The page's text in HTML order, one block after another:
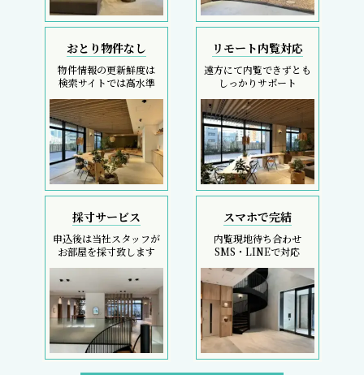
おとり物件なし
物件情報の更新鮮度は
検索サイトでは高水準
リモート内覧対応
遠方にて内覧できずとも
しっかりサポート
採寸サービス
申込後は当社スタッフが
お部屋を採寸致します
スマホで完結
内覧現地待ち合わせ
SMS・LINEで対応